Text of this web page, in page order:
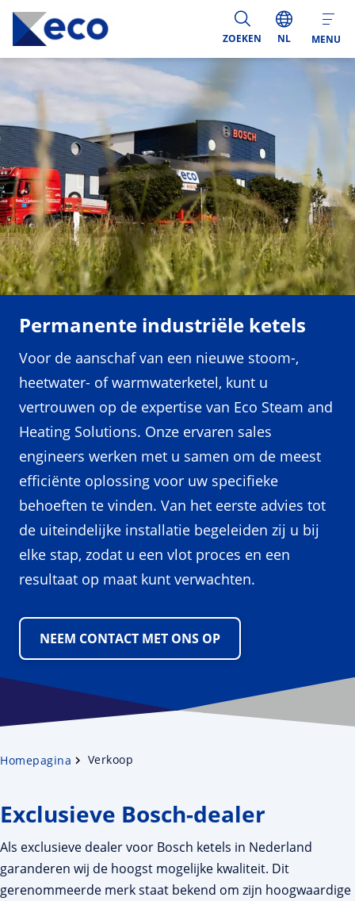
ZOEKEN NL MENU
Permanente industriële ketels
Voor de aanschaf van een nieuwe stoom-,
heetwater- of warmwaterketel, kunt u
vertrouwen op de expertise van Eco Steam and
Heating Solutions. Onze ervaren sales
engineers werken met u samen om de meest
efficiënte oplossing voor uw specifieke
behoeften te vinden. Van het eerste advies tot
de uiteindelijke installatie begeleiden zij u bij
elke stap, zodat u een vlot proces en een
resultaat op maat kunt verwachten.
NEEM CONTACT MET ONS OP
Homepagina Verkoop
Exclusieve Bosch-dealer
Als exclusieve dealer voor Bosch ketels in Nederland
garanderen wij de hoogst mogelijke kwaliteit. Dit
gerenommeerde merk staat bekend om zijn hoogwaardige